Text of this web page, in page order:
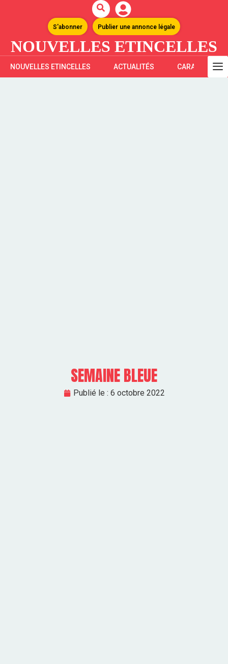
S'abonner Publier une annonce légale
NOUVELLES ETINCELLES
NOUVELLES ETINCELLES ACTUALITÉS CARAÏBES
SEMAINE BLEUE
Publié le : 6 octobre 2022